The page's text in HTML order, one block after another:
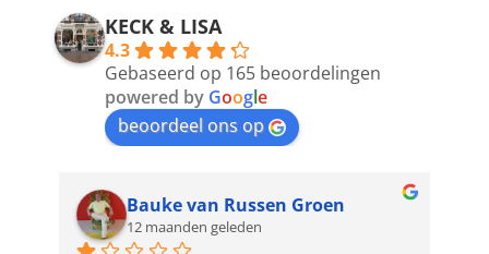
address
KECK & LISA
4.3
Gebaseerd op 165 beoordelingen
powered by Google
beoordeel ons op
Bauke van Russen Groen
12 maanden geleden